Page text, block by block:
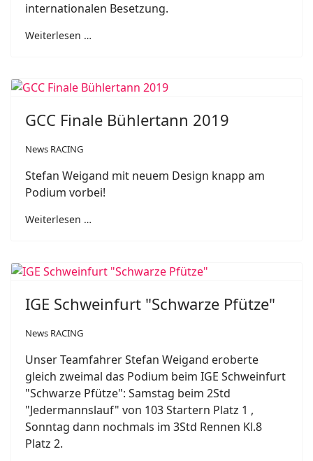
internationalen Besetzung.
Weiterlesen …
GCC Finale Bühlertann 2019
News RACING
Stefan Weigand mit neuem Design knapp am
Podium vorbei!
Weiterlesen …
IGE Schweinfurt "Schwarze Pfütze"
News RACING
Unser Teamfahrer Stefan Weigand eroberte
gleich zweimal das Podium beim IGE Schweinfurt
"Schwarze Pfütze": Samstag beim 2Std
"Jedermannslauf" von 103 Startern Platz 1 ,
Sonntag dann nochmals im 3Std Rennen Kl.8
Platz 2.